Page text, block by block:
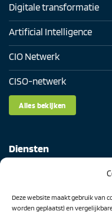
Deze website maakt gebruik van
worden geplaatst) en
Digitale transformatie
Artificial Intelligence
CIO Netwerk
CISO-netwerk
Alles bekijken
Diensten
AI Readiness Scan